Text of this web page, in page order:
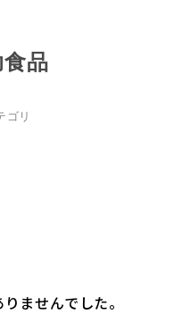
品
ゴリ
ませんでした。